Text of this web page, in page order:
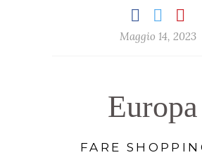
Maggio 14, 2023
Europa
FARE